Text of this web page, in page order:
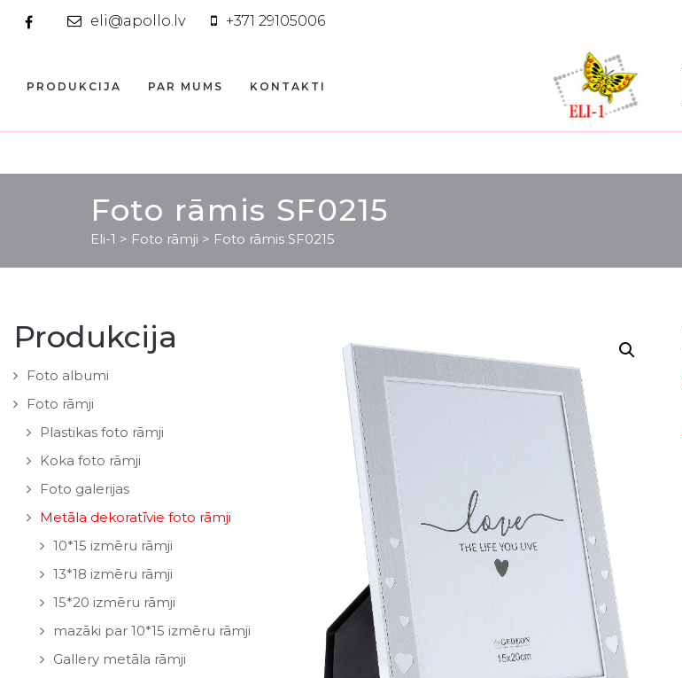
eli@apollo.lv +371 29105006
PRODUKCIJA PAR MUMS KONTAKTI
Foto rāmis SF0215
Eli-1 > Foto rāmji > Foto rāmis SF0215
Produkcija
Foto albumi
Foto rāmji
Plastikas foto rāmji
Koka foto rāmji
Foto galerijas
Metāla dekoratīvie foto rāmji
10*15 izmēru rāmji
13*18 izmēru rāmji
15*20 izmēru rāmji
mazāki par 10*15 izmēru rāmji
Gallery metāla rāmji